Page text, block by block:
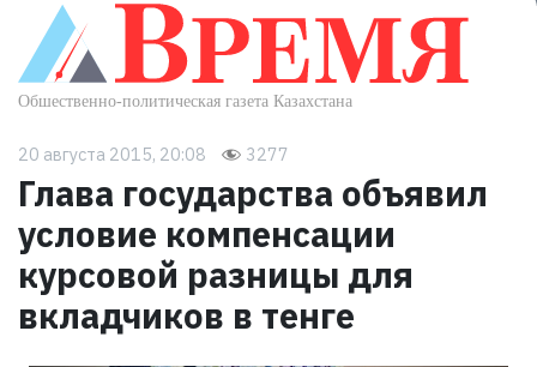
20 августа 2015, 20:08 3277
Глава государства объявил
условие компенсации
курсовой разницы для
вкладчиков в тенге